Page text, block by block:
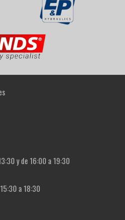
y de 16:00 a 19:30
a 18:30